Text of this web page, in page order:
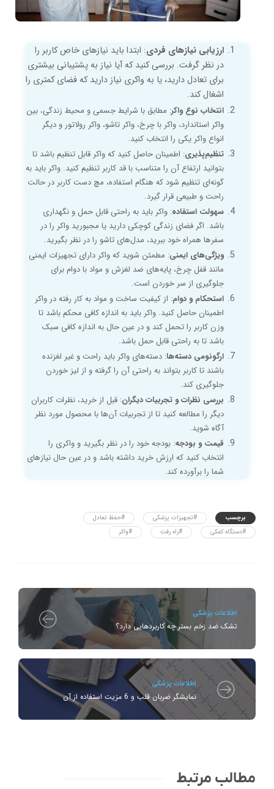
ارزیابی نیازهای فردی: ابتدا باید نیازهای خاص کاربر را
در نظر گرفت. بررسی کنید که آیا نیاز به پشتیبانی بیشتری
برای تعادل دارید، یا به واکری نیاز دارید که فضای کمتری را
اشغال کند.
انتخاب نوع واکر: مطابق با شرایط جسمی و محیط زندگی، بین
واکر استاندارد، واکر با چرخ، واکر تاشو، واکر رولاتور و دیگر
انواع واکر یکی را انتخاب کنید.
تنظیم‌پذیری: اطمینان حاصل کنید که واکر قابل تنظیم باشد تا
بتوانید ارتفاع آن را متناسب با قد کاربر تنظیم کنید. واکر باید به
گونه‌ای تنظیم شود که هنگام استفاده، مچ دست کاربر در حالت
راحت و طبیعی قرار گیرد.
سهولت استفاده: واکر باید به راحتی قابل حمل و نگهداری
باشد. اگر فضای زندگی کوچکی دارید یا مجبورید واکر را در
سفرها همراه خود ببرید، مدل‌های تاشو را در نظر بگیرید.
ویژگی‌های ایمنی: مطمئن شوید که واکر دارای تجهیزات ایمنی
مانند قفل چرخ، پایه‌های ضد لغزش و مواد با دوام برای
جلوگیری از سر خوردن است.
استحکام و دوام: از کیفیت ساخت و مواد به کار رفته در واکر
اطمینان حاصل کنید. واکر باید به اندازه کافی محکم باشد تا
وزن کاربر را تحمل کند و در عین حال به اندازه کافی سبک
باشد تا به راحتی قابل حمل باشد.
ارگونومی دسته‌ها: دسته‌های واکر باید راحت و غیر لغزنده
باشند تا کاربر بتواند به راحتی آن را گرفته و از لیز خوردن
جلوگیری کند.
بررسی نظرات و تجربیات دیگران: قبل از خرید، نظرات کاربران
دیگر را مطالعه کنید تا از تجربیات آن‌ها با محصول مورد نظر
آگاه شوید.
قیمت و بودجه: بودجه خود را در نظر بگیرید و واکری را
انتخاب کنید که ارزش خرید داشته باشد و در عین حال نیازهای
شما را برآورده کند.
برچسب #تجهیزات پزشکی
#حفظ تعادل
#دستگاه کمکی
#راه رفت #واکر
اطلاعات پزشکی
تشک ضد زخم بستر چه کاربردهایی دارد؟
اطلاعات پزشکی
نمایشگر ضربان قلب و 6 مزیت استفاده از آن
مطالب مرتبط